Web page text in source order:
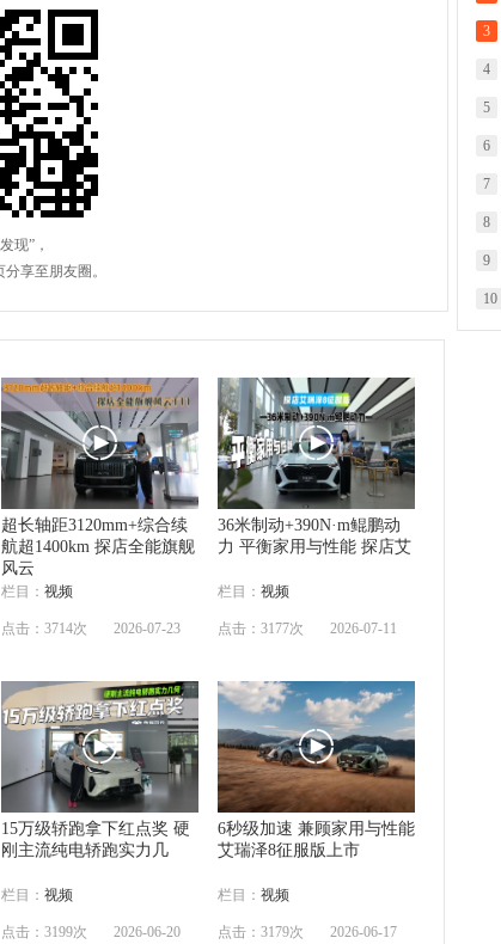
超长轴距3120mm+综合续
航超1400km 探店全能旗舰
风云
栏目： 视频
点击：3714次 2026-07-23
36米制动+390N·m鲲鹏动
力 平衡家用与性能 探店艾
栏目： 视频
点击：3177次 2026-07-11
15万级轿跑拿下红点奖 硬
刚主流纯电轿跑实力几
栏目： 视频
点击：3199次 2026-06-20
6秒级加速 兼顾家用与性能
艾瑞泽8征服版上市
栏目： 视频
点击：3179次 2026-06-17
3
4
5
6
7
8
9
10